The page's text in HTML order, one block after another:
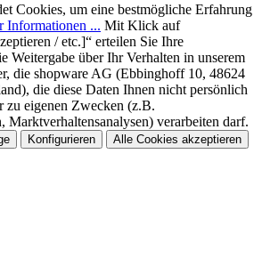
Cookies, um eine bestmögliche Erfahrung
Informationen ... Mit Klick auf
/ etc.]“ erteilen Sie Ihre
Weitergabe über Ihr Verhalten in unserem
die shopware AG (Ebbinghoff 10, 48624
die diese Daten Ihnen nicht persönlich
zu eigenen Zwecken (z.B.
Marktverhaltensanalysen) verarbeiten darf.
Konfigurieren Alle Cookies akzeptieren